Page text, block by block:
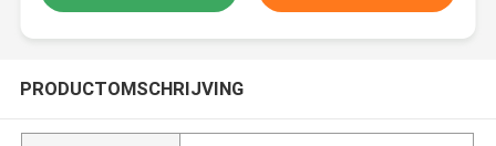
PRODUCTOMSCHRIJVING